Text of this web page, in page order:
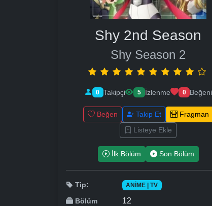
Shy 2nd Season
Shy Season 2
0 Takipçi 5 İzlenme 0 Beğeni
Beğen Takip Et
Fragman
Listeye Ekle
İlk Bölüm Son Bölüm
Tip: ANIME | TV
Bölüm
12